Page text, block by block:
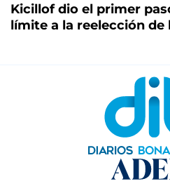
Kicillof dio el primer
límite a la reelección de